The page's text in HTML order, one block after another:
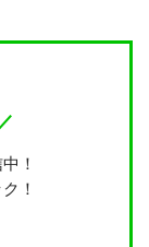
！
！